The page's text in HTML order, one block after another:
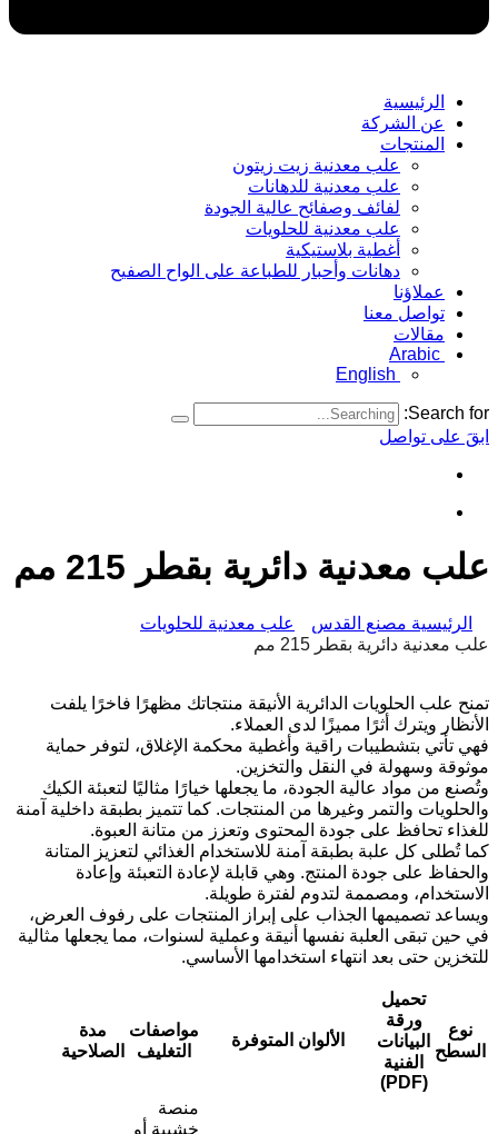
الرئيسية
عن الشركة
المنتجات
علب معدنية زيت زيتون
علب معدنية للدهانات
لفائف وصفائح عالية الجودة
علب معدنية للحلويات
أغطية بلاستيكية
دهانات وأحبار للطباعة على الواح الصفيح
عملاؤنا
تواصل معنا
مقالات
Arabic
English
Search for:
ابقَ على تواصل
علب معدنية دائرية بقطر 215 مم
الرئيسية مصنع القدس
علب معدنية للحلويات
علب معدنية دائرية بقطر 215 مم
تمنح علب الحلويات الدائرية الأنيقة منتجاتك مظهرًا فاخرًا يلفت
الأنظار ويترك أثرًا مميزًا لدى العملاء.
فهي تأتي بتشطيبات راقية وأغطية محكمة الإغلاق، لتوفر حماية
موثوقة وسهولة في النقل والتخزين.
وتُصنع من مواد عالية الجودة، ما يجعلها خيارًا مثاليًا لتعبئة الكيك
والحلويات والتمر وغيرها من المنتجات. كما تتميز بطبقة داخلية آمنة
للغذاء تحافظ على جودة المحتوى وتعزز من متانة العبوة.
كما تُطلى كل علبة بطبقة آمنة للاستخدام الغذائي لتعزيز المتانة
والحفاظ على جودة المنتج. وهي قابلة لإعادة التعبئة وإعادة
الاستخدام، ومصممة لتدوم لفترة طويلة.
ويساعد تصميمها الجذاب على إبراز المنتجات على رفوف العرض،
في حين تبقى العلبة نفسها أنيقة وعملية لسنوات، مما يجعلها مثالية
للتخزين حتى بعد انتهاء استخدامها الأساسي.
نوع
السطح
تحميل
ورقة
البيانات
الفنية
(PDF)
الألوان المتوفرة
مواصفات
التغليف
مدة
الصلاحية
منصة
خشبية أو